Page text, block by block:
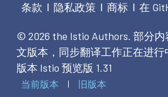
条款 | 隐私政策 | 商标 | 在
© 2026 the Istio Authors. 部分内
文版本，同步翻译工作正在进行
版本 Istio 预览版 1.31
当前版本 旧版本